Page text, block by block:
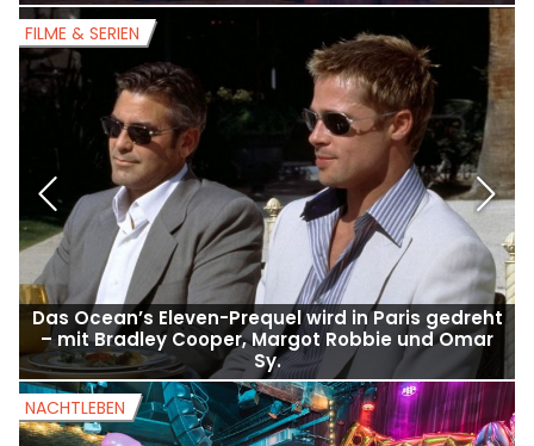
Das Ocean’s Eleven-Prequel wird in Paris gedreht
– mit Bradley Cooper, Margot Robbie und Omar
Sy.
FILME & SERIEN
NACHTLEBEN